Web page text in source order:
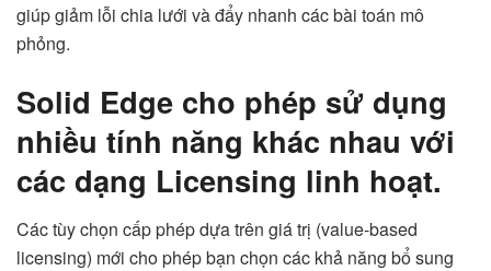
giúp giảm lỗi chia lưới và đẩy nhanh các bài toán mô
phỏng.
Solid Edge cho phép sử dụng
nhiều tính năng khác nhau với
các dạng Licensing linh hoạt.
Các tùy chọn cấp phép dựa trên giá trị (value-based
licensing) mới cho phép bạn chọn các khả năng bổ sung